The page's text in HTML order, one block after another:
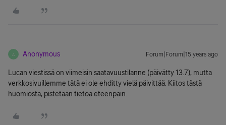
A Anonymous Forum|Forum|15 years ago
Lucan viestissä on viimeisin saatavuustilanne (päivätty 13.7), mutta
verkkosivuillemme tätä ei ole ehditty vielä päivittää. Kiitos tästä
huomiosta, pistetään tietoa eteenpäin.